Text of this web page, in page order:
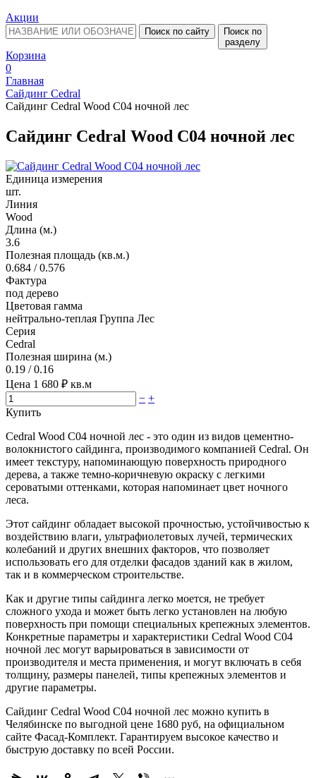
Акции
Поиск по сайту
Поиск по
разделу
Корзина
0
Главная
Сайдинг Cedral
Сайдинг Cedral Wood C04 ночной лес
Сайдинг Cedral Wood C04 ночной лес
Единица измерения
шт.
Линия
Wood
Длина (м.)
3.6
Полезная площадь (кв.м.)
0.684 / 0.576
Фактура
под дерево
Цветовая гамма
нейтрально-теплая Группа Лес
Серия
Cedral
Полезная ширина (м.)
0.19 / 0.16
Цена 1 680 ₽ кв.м
− +
Купить
Cedral Wood C04 ночной лес - это один из видов цементно-
волокнистого сайдинга, производимого компанией Cedral. Он
имеет текстуру, напоминающую поверхность природного
дерева, а также темно-коричневую окраску с легкими
сероватыми оттенками, которая напоминает цвет ночного
леса.
Этот сайдинг обладает высокой прочностью, устойчивостью к
воздействию влаги, ультрафиолетовых лучей, термических
колебаний и других внешних факторов, что позволяет
использовать его для отделки фасадов зданий как в жилом,
так и в коммерческом строительстве.
Как и другие типы сайдинга легко моется, не требует
сложного ухода и может быть легко установлен на любую
поверхность при помощи специальных крепежных элементов.
Конкретные параметры и характеристики Cedral Wood C04
ночной лес могут варьироваться в зависимости от
производителя и места применения, и могут включать в себя
толщину, размеры панелей, типы крепежных элементов и
другие параметры.
Сайдинг Cedral Wood C04 ночной лес можно купить в
Челябинске по выгодной цене 1680 руб, на официальном
сайте Фасад-Комплект. Гарантируем высокое качество и
быструю доставку по всей России.